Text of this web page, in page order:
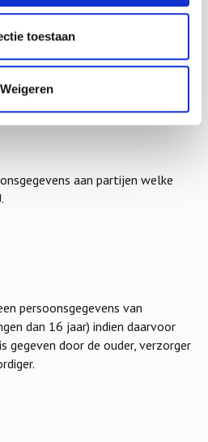
toestaan
Weigeren
Tevens kunnen wij
derden indien u ons hier
aan partijen welke
persoonsgegevens van
dan 16 jaar) indien daarvoor
door de ouder, verzorger